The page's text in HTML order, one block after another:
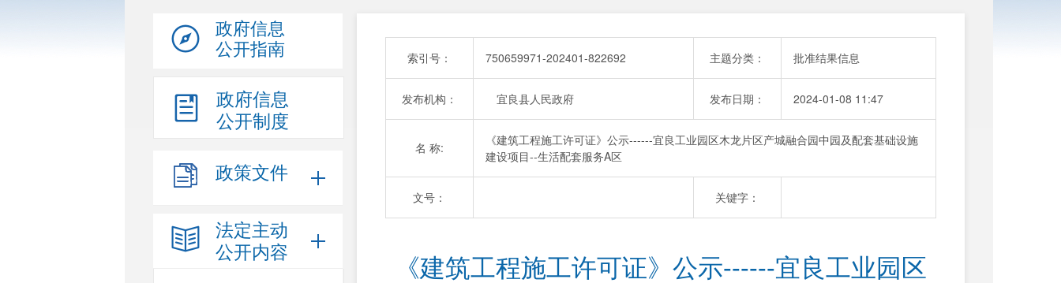
政府信息
公开指南
政府信息
公开制度
政策文件
法定主动
公开内容
索引号： 750659971-202401-822692 主题分类： 批准结果信息
发布机构： 宜良县人民政府 发布日期： 2024-01-08 11:47
名 称:
《建筑工程施工许可证》公示------宜良工业园区木龙片区产城融合园中园及配套基础设施
建设项目--生活配套服务A区
文号： 关键字：
《建筑工程施工许可证》公示------宜良工业园区